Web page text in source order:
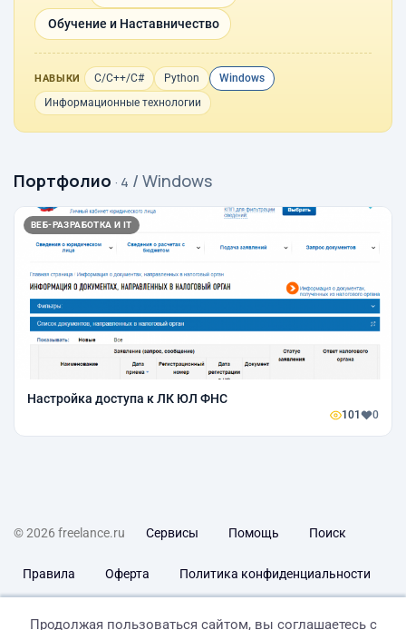
Обучение и Наставничество
НАВЫКИ C/C++/C# Python
Windows
Информационные технологии
Портфолио · 4 / Windows
ВЕБ-РАЗРАБОТКА И IT
Настройка доступа к ЛК ЮЛ ФНС
101 0
© 2026 freelance.ru Сервисы Помощь Поиск
Правила Оферта Политика конфиденциальности
Продолжая пользоваться сайтом, вы соглашаетесь с